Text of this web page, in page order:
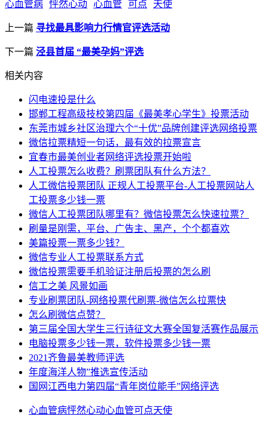
心血管病 怦然心动 心血管 可点 天使
上一篇 寻找最具影响力行情官评选活动
下一篇 泾县首届 “最美孕妈”评选
相关内容
闪电速投是什么
邯郸工程高级技校第四届《最美孝心学生》投票活动
东莞市城乡社区治理六个“十优”品牌创建评选网络投票
微信拉票精短一句话，最有效的拉票宣言
宜春市最美创业者网络评选投票开始啦
人工投票怎么收费？刷票团队有什么方法？
人工微信投票团队 正规人工投票平台-人工投票网站人
工投票多少钱一票
微信人工投票团队哪里有？微信投票怎么快速拉票？
刷量是刚需，平台、广告主、黑产，个个都喜欢
美篇投票一票多少钱？
微信专业人工投票联系方式
微信投票需要手机验证注册后投票的怎么刷
信工之美 风景如画
专业刷票团队-网络投票代刷票-微信怎么拉票快
怎么刷微信点赞？
第三届全国大学生三行诗征文大赛全国复活赛作品展示
电脑投票多少钱一票，软件投票多少钱一票
2021齐鲁最美教师评选
年度海洋人物”推选宣传活动
国网江西电力第四届“青年岗位能手”网络评选
心血管病怦然心动心血管可点天使